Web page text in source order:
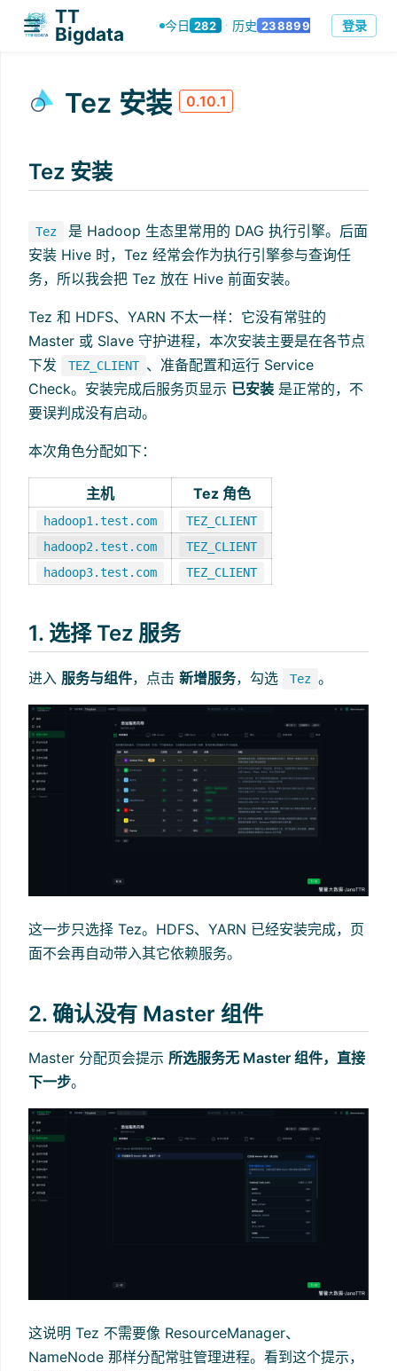
TT
Bigdata
今日 282 · 历史 238899 登录
Tez 安装 0.10.1
Tez 安装
Tez
是 Hadoop 生态里常用的 DAG 执行引擎。后面
安装 Hive 时，Tez 经常会作为执行引擎参与查询任
务，所以我会把 Tez 放在 Hive 前面安装。
Tez 和 HDFS、YARN 不太一样：它没有常驻的
Master 或 Slave 守护进程，本次安装主要是在各节点
下发
TEZ_CLIENT 、准备配置和运行 Service
Check。安装完成后服务页显示 已安装 是正常的，不
要误判成没有启动。
本次角色分配如下：
主机 Tez 角色
hadoop1.test.com
TEZ_CLIENT
hadoop2.test.com
TEZ_CLIENT
hadoop3.test.com
TEZ_CLIENT
1. 选择 Tez 服务
进入 服务与组件，点击 新增服务，勾选 Tez 。
这一步只选择 Tez。HDFS、YARN 已经安装完成，页
面不会再自动带入其它依赖服务。
2. 确认没有 Master 组件
Master 分配页会提示 所选服务无 Master 组件，直接
下一步。
这说明 Tez 不需要像 ResourceManager、
NameNode 那样分配常驻管理进程。看到这个提示，